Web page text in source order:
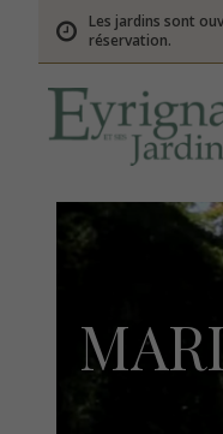
Les jardins sont
réservation.